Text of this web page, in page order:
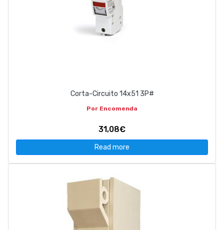
Corta-Circuito 14x51 3P#
Por Encomenda
31,08€
Read more